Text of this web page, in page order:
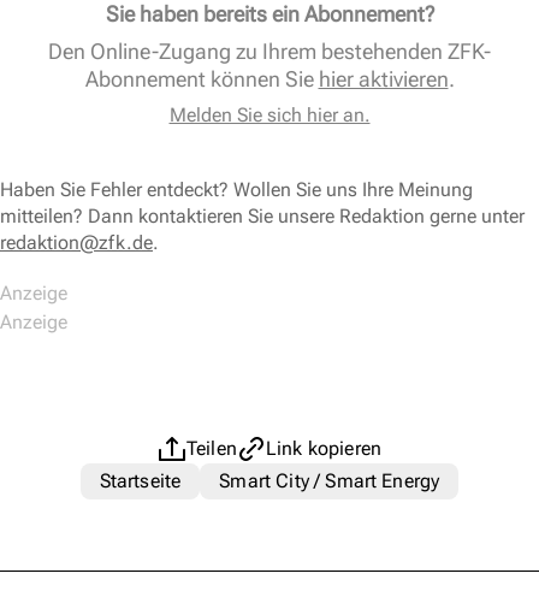
Sie haben bereits ein Abonnement?
Den Online-Zugang zu Ihrem bestehenden ZFK-
Abonnement können Sie hier aktivieren.
Melden Sie sich hier an.
Haben Sie Fehler entdeckt? Wollen Sie uns Ihre Meinung
mitteilen? Dann kontaktieren Sie unsere Redaktion gerne unter
redaktion@zfk.de.
Teilen
Link kopieren
Startseite
Smart City / Smart Energy